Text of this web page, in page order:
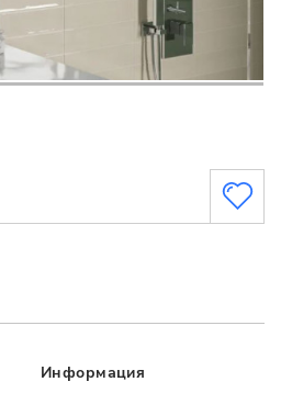
Информация